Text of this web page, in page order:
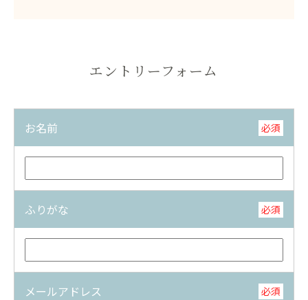
エントリーフォーム
お名前 必須
ふりがな 必須
メールアドレス 必須